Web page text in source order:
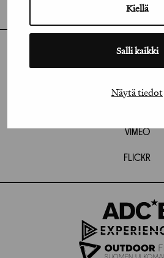
Kiellä
Salli kaikki
Näytä tiedot
INSTAGRAM
VIMEO
FLICKR